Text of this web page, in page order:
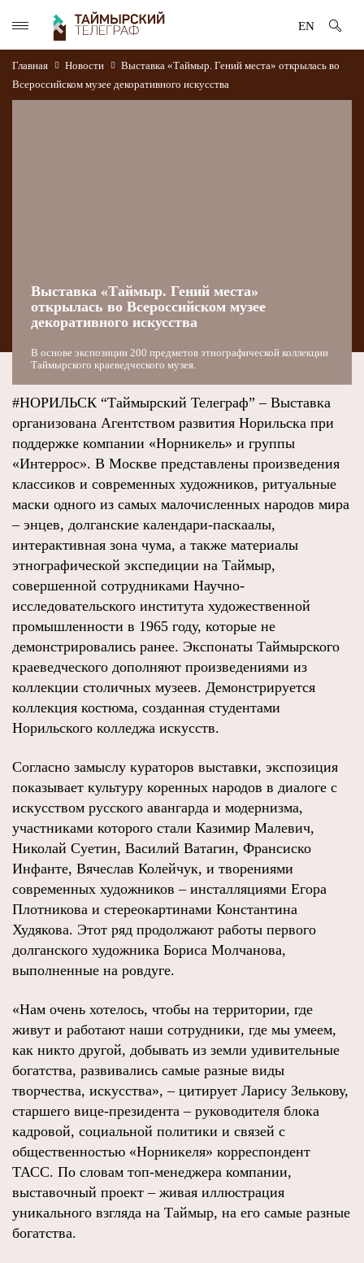
EN
Главная Новости
Выставка «Таймыр. Гений места» открылась во
Всероссийском музее декоративного искусства
Выставка «Таймыр. Гений места»
открылась во Всероссийском музее
декоративного искусства
В основе экспозиции 200 предметов этнографической коллекции
Таймырского краеведческого музея.
#НОРИЛЬСК “Таймырский Телеграф” – Выставка
организована Агентством развития Норильска при
поддержке компании «Норникель» и группы
«Интеррос». В Москве представлены произведения
классиков и современных художников, ритуальные
маски одного из самых малочисленных народов мира
– энцев, долганские календари-паскаалы,
интерактивная зона чума, а также материалы
этнографической экспедиции на Таймыр,
совершенной сотрудниками Научно-
исследовательского института художественной
промышленности в 1965 году, которые не
демонстрировались ранее. Экспонаты Таймырского
краеведческого дополняют произведениями из
коллекции столичных музеев. Демонстрируется
коллекция костюма, созданная студентами
Норильского колледжа искусств.
Согласно замыслу кураторов выставки, экспозиция
показывает культуру коренных народов в диалоге с
искусством русского авангарда и модернизма,
участниками которого стали Казимир Малевич,
Николай Суетин, Василий Ватагин, Франсиско
Инфанте, Вячеслав Колейчук, и творениями
современных художников – инсталляциями Егора
Плотникова и стереокартинами Константина
Худякова. Этот ряд продолжают работы первого
долганского художника Бориса Молчанова,
выполненные на ровдуге.
«Нам очень хотелось, чтобы на территории, где
живут и работают наши сотрудники, где мы умеем,
как никто другой, добывать из земли удивительные
богатства, развивались самые разные виды
творчества, искусства», – цитирует Ларису Зелькову,
старшего вице-президента – руководителя блока
кадровой, социальной политики и связей с
общественностью «Норникеля» корреспондент
ТАСС. По словам топ-менеджера компании,
выставочный проект – живая иллюстрация
уникального взгляда на Таймыр, на его самые разные
богатства.